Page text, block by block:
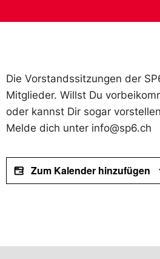
Die Vorstandssitzungen der
Mitglieder. Willst Du
oder kannst Dir sogar
Melde dich unter info@sp6.ch
Zum Kalender hinzufügen